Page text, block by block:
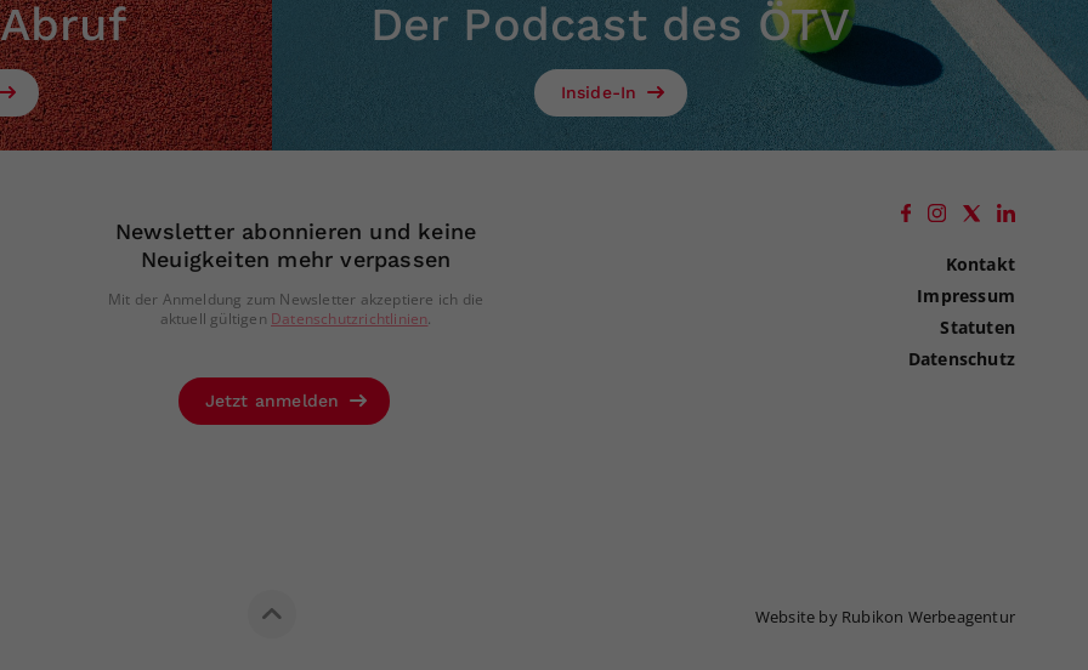
Der Podcast des ÖTV
Inside-In
Newsletter abonnieren und keine
Neuigkeiten mehr verpassen
Mit der Anmeldung zum Newsletter akzeptiere ich die
aktuell gültigen Datenschutzrichtlinien.
Jetzt anmelden
Kontakt
Impressum
Statuten
Datenschutz
Website by Rubikon Werbeagentur